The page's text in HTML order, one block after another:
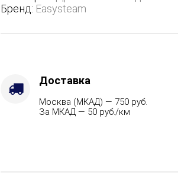
открытым
верхом
Футеровка,
Варианты
Бренд: Easysteam
Доставка
Москва (МКАД) — 750 руб.
За МКАД — 50 руб./км